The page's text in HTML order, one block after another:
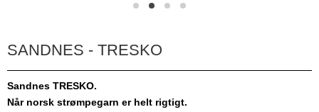
SANDNES - TRESKO
Sandnes TRESKO.
Når norsk strømpegarn er helt rigtigt.